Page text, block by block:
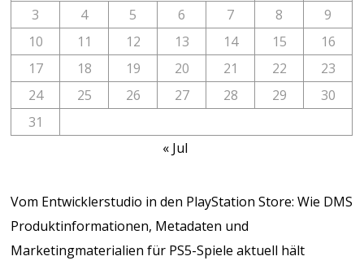
3
4 5 6 7 8
9
10
11 12 13 14 15
16
17
18 19 20 21 22
23
24
25 26 27 28 29
30
31
« Jul
Vom Entwicklerstudio in den PlayStation Store: Wie DMS
Produktinformationen, Metadaten und
Marketingmaterialien für PS5-Spiele aktuell hält